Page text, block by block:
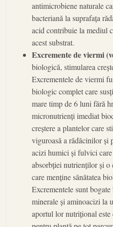
antimicrobiene naturale
bacteriană la suprafața
acid contribuie la mediul
acest substrat.
Excremente de viermi
biologică, stimularea
Excrementele de viermi
biologic complet care
mare timp de 6 luni fără
micronutrienți imediat
creștere a plantelor care
viguroasă a rădăcinilor și
acizi humici și fulvici
absorbției nutrienților și
care menține sănătatea
Excrementele sunt
minerale și aminoacizi la
aportul lor nutrițional